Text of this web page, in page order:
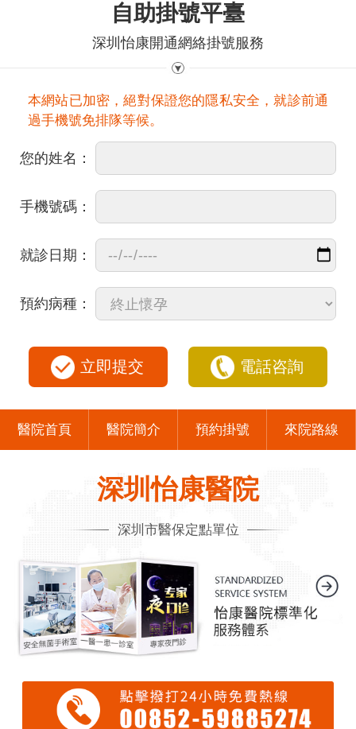
自助掛號平臺
深圳怡康開通網絡掛號服務
本網站已加密，絕對保證您的隱私安全，就診前通
過手機號免排隊等候。
您的姓名：
手機號碼：
就診日期：
預約病種：
立即提交 電話咨詢
醫院首頁 醫院簡介 預約掛號 來院路線
深圳怡康醫院
深圳市醫保定點單位